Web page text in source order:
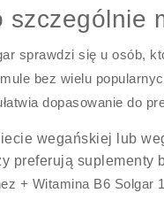
szczególnie
sprawdzi się u osób,
bez wielu
dopasowanie do
wegańskiej lub
preferują suplementy
+ Witamina B6